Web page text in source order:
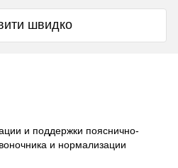
швидко
и поддержки пояснично-
и нормализации